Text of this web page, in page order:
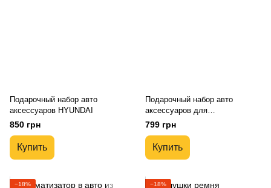
Подарочный набор авто
аксессуаров HYUNDAI
850 грн
Купить
Подарочный набор авто
аксессуаров для
автомобилиста HYUNDAI
799 грн
Купить
−18% −18%